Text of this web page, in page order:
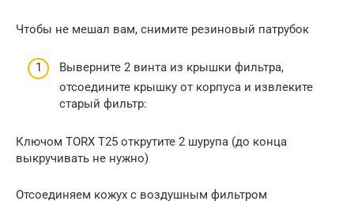
Чтобы не мешал вам, снимите резиновый патрубок
Выверните 2 винта из крышки фильтра,
отсоедините крышку от корпуса и извлеките
старый фильтр:
Ключом TORX T25 открутите 2 шурупа (до конца
выкручивать не нужно)
Отсоединяем кожух с воздушным фильтром